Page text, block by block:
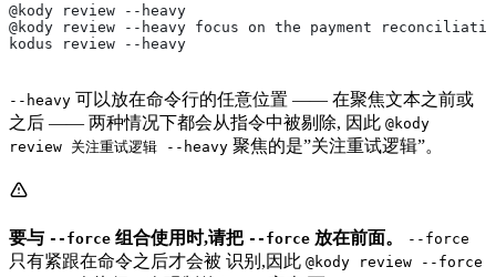
@kody review --heavy
@kody review --heavy focus on the payment
kodus review --heavy
--heavy 可以放在命令行的任意位置 —— 在聚焦文本之前或
之后 —— 两种情况下都会从指令中被剔除, 因此 @kody
review 关注重试逻辑 --heavy 聚焦的是”关注重试逻辑”。
要与 --force 组合使用时,请把 --force 放在前面。 --force
只有紧跟在命令之后才会被 识别,因此 @kody review --force